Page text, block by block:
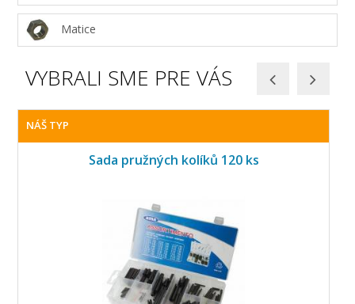
Matice
VYBRALI SME PRE VÁS
NÁŠ TYP
Sada pružných kolíků 120 ks